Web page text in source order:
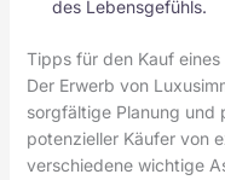
des Lebensgefühls.
Tipps für den Kauf
Der Erwerb von
sorgfältige Planung und
potenzieller Käufer von
verschiedene wichtige